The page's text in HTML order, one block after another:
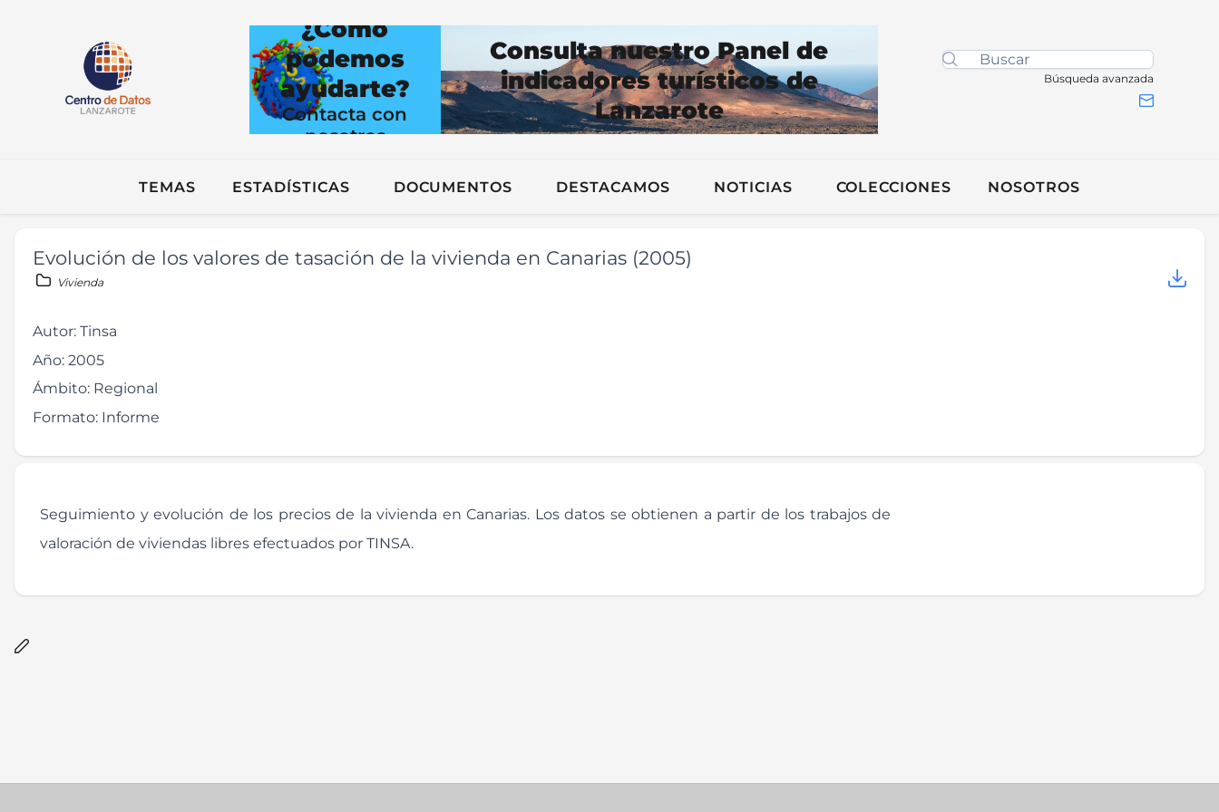
¿Cómo
podemos
ayudarte?
Contacta con
nosotros
Consulta nuestro Panel de
indicadores turísticos de
Lanzarote
Búsqueda avanzada
TEMAS ESTADÍSTICAS DOCUMENTOS DESTACAMOS NOTICIAS COLECCIONES NOSOTROS
Evolución de los valores de tasación de la vivienda en Canarias (2005)
Vivienda
Autor: Tinsa
Año: 2005
Ámbito: Regional
Formato: Informe
Seguimiento y evolución de los precios de la vivienda en Canarias. Los datos se obtienen a partir de los trabajos de
valoración de viviendas libres efectuados por TINSA.